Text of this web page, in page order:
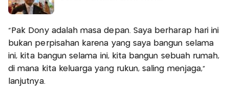
"Pak Dony adalah masa depan. Saya berharap hari ini
bukan perpisahan karena yang saya bangun selama
ini, kita bangun selama ini, kita bangun sebuah rumah,
di mana kita keluarga yang rukun, saling menjaga,"
lanjutnya.